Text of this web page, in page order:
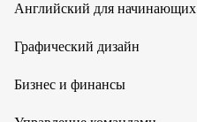
Английский для начинающих
Графический дизайн
Бизнес и финансы